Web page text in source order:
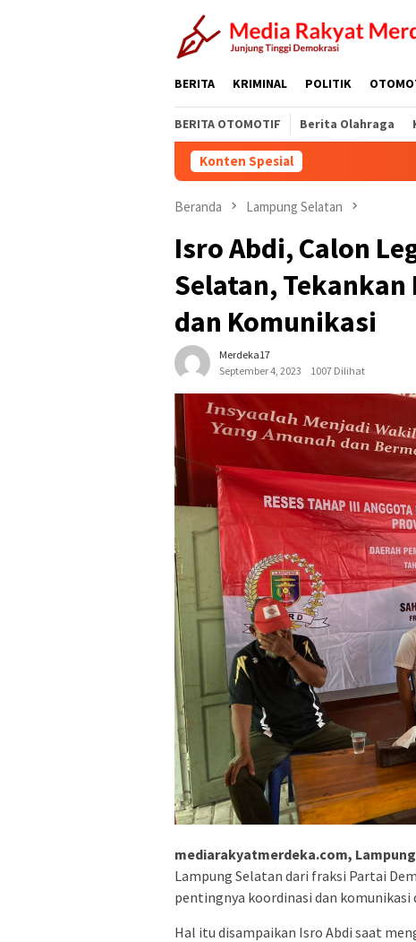
BERITA KRIMINAL POLITIK
BERITA OTOMOTIF Berita Olahraga
Konten Spesial
Beranda Lampung Selatan
Isro Abdi, Calon
Selatan,
dan Komunikasi
Merdeka17
September 4, 2023
1007 Dilihat
mediarakyatmerdeka.com,
Lampung Selatan dari fraksi Partai
pentingnya koordinasi dan
Hal itu disampaikan Isro Abdi saat